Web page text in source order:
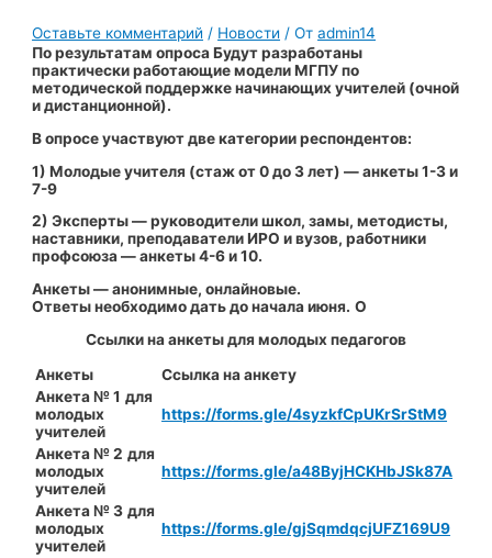
Оставьте комментарий / Новости / От admin14
По результатам опроса Будут разработаны
практически работающие модели МГПУ по
методической поддержке начинающих учителей (очной
и дистанционной).
В опросе участвуют две категории респондентов:
1) Молодые учителя (стаж от 0 до 3 лет) — анкеты 1-3 и
7-9
2) Эксперты — руководители школ, замы, методисты,
наставники, преподаватели ИРО и вузов, работники
профсоюза — анкеты 4-6 и 10.
Анкеты — анонимные, онлайновые.
Ответы необходимо дать до начала июня. О
Ссылки на анкеты для молодых педагогов
Анкеты
Ссылка на анкету
Анкета № 1 для
молодых
учителей
https://forms.gle/4syzkfCpUKrSrStM9
Анкета № 2 для
молодых
учителей
https://forms.gle/a48ByjHCKHbJSk87A
Анкета № 3 для
молодых
учителей
https://forms.gle/gjSqmdqcjUFZ169U9